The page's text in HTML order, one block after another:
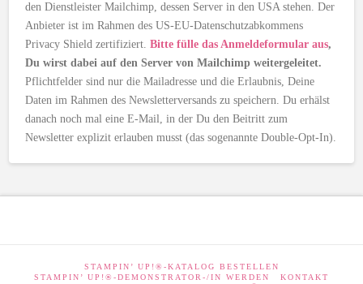
den Dienstleister Mailchimp, dessen Server in den USA stehen. Der
Anbieter ist im Rahmen des US-EU-Datenschutzabkommens
Privacy Shield zertifiziert.Bitte fülle das Anmeldeformular aus,
Du wirst dabei auf den Server von Mailchimp weitergeleitet.
Pflichtfelder sind nur die Mailadresse und die Erlaubnis, Deine
Daten im Rahmen des Newsletterversands zu speichern. Du erhälst
danach noch mal eine E-Mail, in der Du den Beitritt zum
Newsletter explizit erlauben musst (das sogenannte Double-Opt-In).
STAMPIN’ UP!®-KATALOG BESTELLEN
STAMPIN’ UP!®-DEMONSTRATOR-/IN WERDEN
KONTAKT